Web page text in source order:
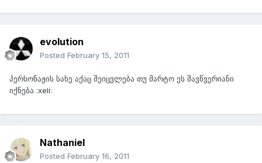
evolution
Posted February 15, 2011
პერსონაჟის სახე აქაც შეიცვლება თუ მარტო ეს შავწვერიანი
იქნება :xeli:
Nathaniel
Posted February 16, 2011